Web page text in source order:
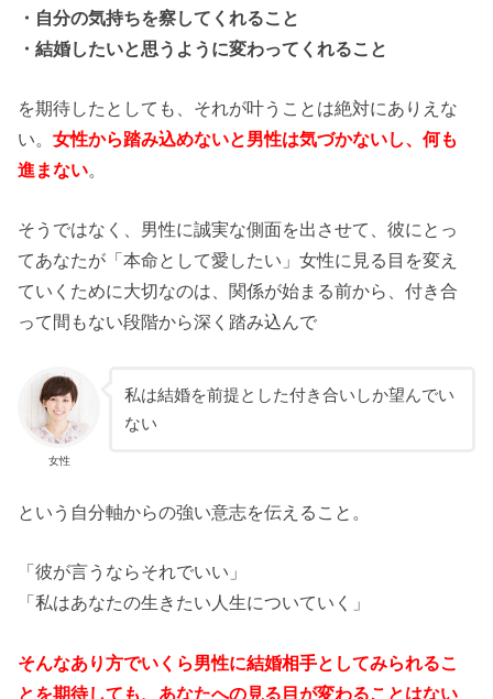
・自分の気持ちを察してくれること
・結婚したいと思うように変わってくれること
を期待したとしても、それが叶うことは絶対にありえな
い。女性から踏み込めないと男性は気づかないし、何も
進まない。
そうではなく、男性に誠実な側面を出させて、彼にとっ
てあなたが「本命として愛したい」女性に見る目を変え
ていくために大切なのは、関係が始まる前から、付き合
って間もない段階から深く踏み込んで
女性
私は結婚を前提とした付き合いしか望んでい
ない
という自分軸からの強い意志を伝えること。
「彼が言うならそれでいい」
「私はあなたの生きたい人生についていく」
そんなあり方でいくら男性に結婚相手としてみられるこ
とを期待しても、あなたへの見る目が変わることはない